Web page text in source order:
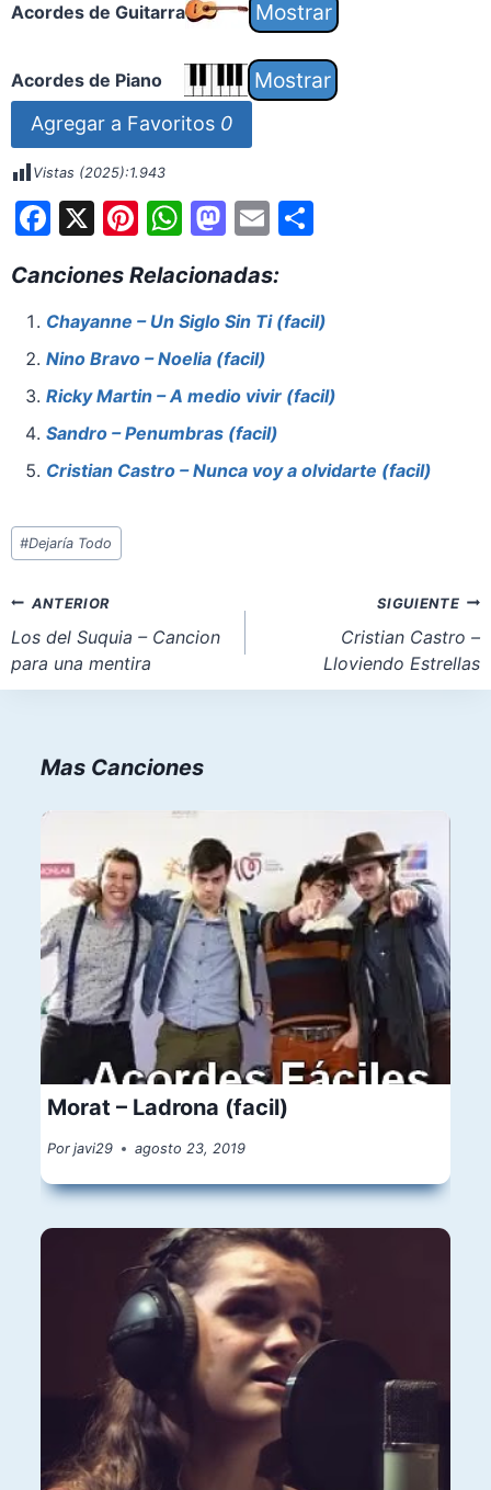
Acordes de Guitarra
Acordes de Piano
Agregar a Favoritos 0
Vistas (2025):1.943
F
c
e
b
o
o
k
X Pi
er
e
st
W
at
s
A
p
p
M
st
o
d
o
n
E
ai
l
S
e
Canciones Relacionadas:
Chayanne – Un Siglo Sin Ti (facil)
Nino Bravo – Noelia (facil)
Ricky Martin – A medio vivir (facil)
Sandro – Penumbras (facil)
Cristian Castro – Nunca voy a olvidarte (facil)
Etiquetas
de
entrada:
#Dejaría Todo
Navegación
de
entradas
ANTERIOR
Los del Suquia – Cancion
para una mentira
SIGUIENTE
Cristian Castro –
Lloviendo Estrellas
Mas Canciones
Morat – Ladrona (facil)
Por javi29 agosto 23, 2019